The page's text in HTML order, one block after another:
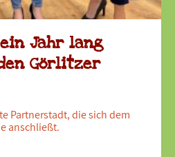
ein Jahr lang
Görlitzer
Partnerstadt, die sich dem
anschließt.